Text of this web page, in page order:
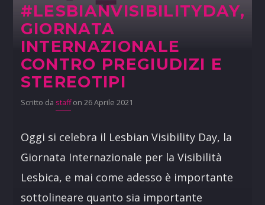
#LESBIANVISIBILITYDAY,
GIORNATA
INTERNAZIONALE
CONTRO PREGIUDIZI E
STEREOTIPI
Scritto da staffon 26 Aprile 2021
Oggi si celebra il Lesbian Visibility Day, la
Giornata Internazionale per la Visibilità
Lesbica, e mai come adesso è importante
sottolineare quanto sia importante